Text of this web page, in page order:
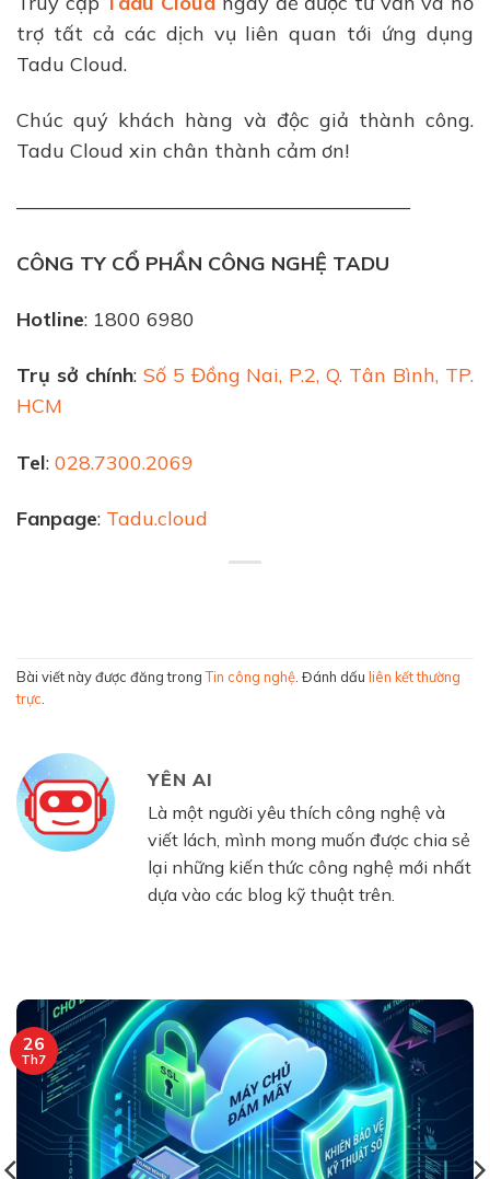
trợ tất cả các dịch vụ liên quan tới ứng dụng
Tadu Cloud.
Chúc quý khách hàng và độc giả thành công.
Tadu Cloud xin chân thành cảm ơn!
————————————————————
CÔNG TY CỔ PHẦN CÔNG NGHỆ TADU
Hotline: 1800 6980
Trụ sở chính: Số 5 Đồng Nai, P.2, Q. Tân Bình, TP.
HCM
Tel: 028.7300.2069
Fanpage: Tadu.cloud
Bài viết này được đăng trongTin công nghệ . Đánh dấu liên kết thường
trực
YÊN AI
Là một người yêu thích công nghệ và
viết lách, mình mong muốn được chia sẻ
lại những kiến thức công nghệ mới nhất
dựa vào các blog kỹ thuật trên.
26
Th7